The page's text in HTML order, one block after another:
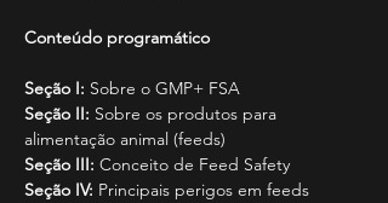
Conteúdo programático
Seção I: Sobre o GMP+ FSA
Seção II: Sobre os produtos para
alimentação animal (feeds)
Seção III: Conceito de Feed Safety
Seção IV: Principais perigos em feeds